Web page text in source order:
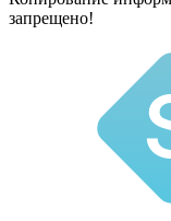
запрещено!